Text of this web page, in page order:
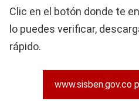
Clic en el botón donde te
lo puedes verificar,
rápido.
www.sisben.gov.co